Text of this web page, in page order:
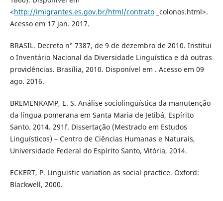
<http://imigrantes.es.gov.br/html/contrato_colonos.html>.
Acesso em 17 jan. 2017.
BRASIL. Decreto n° 7387, de 9 de dezembro de 2010. Institui
o Inventário Nacional da Diversidade Linguística e dá outras
providências. Brasília, 2010. Disponível em . Acesso em 09
ago. 2016.
BREMENKAMP, E. S. Análise sociolinguística da manutenção
da língua pomerana em Santa Maria de Jetibá, Espírito
Santo. 2014. 291f. Dissertação (Mestrado em Estudos
Linguísticos) – Centro de Ciências Humanas e Naturais,
Universidade Federal do Espírito Santo, Vitória, 2014.
ECKERT, P. Linguistic variation as social practice. Oxford:
Blackwell, 2000.